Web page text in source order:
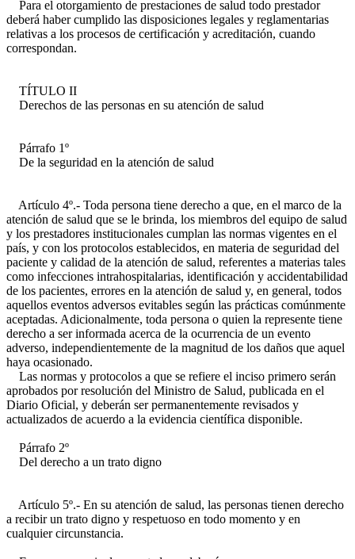
Para el otorgamiento de prestaciones de salud todo prestador
deberá haber cumplido las disposiciones legales y reglamentarias
relativas a los procesos de certificación y acreditación, cuando
correspondan.
TÍTULO II
Derechos de las personas en su atención de salud
Párrafo 1º
De la seguridad en la atención de salud
Artículo 4º.- Toda persona tiene derecho a que, en el marco de la
atención de salud que se le brinda, los miembros del equipo de salud
y los prestadores institucionales cumplan las normas vigentes en el
país, y con los protocolos establecidos, en materia de seguridad del
paciente y calidad de la atención de salud, referentes a materias tales
como infecciones intrahospitalarias, identificación y accidentabilidad
de los pacientes, errores en la atención de salud y, en general, todos
aquellos eventos adversos evitables según las prácticas comúnmente
aceptadas. Adicionalmente, toda persona o quien la represente tiene
derecho a ser informada acerca de la ocurrencia de un evento
adverso, independientemente de la magnitud de los daños que aquel
haya ocasionado.
Las normas y protocolos a que se refiere el inciso primero serán
aprobados por resolución del Ministro de Salud, publicada en el
Diario Oficial, y deberán ser permanentemente revisados y
actualizados de acuerdo a la evidencia científica disponible.
Párrafo 2º
Del derecho a un trato digno
Artículo 5º.- En su atención de salud, las personas tienen derecho
a recibir un trato digno y respetuoso en todo momento y en
cualquier circunstancia.